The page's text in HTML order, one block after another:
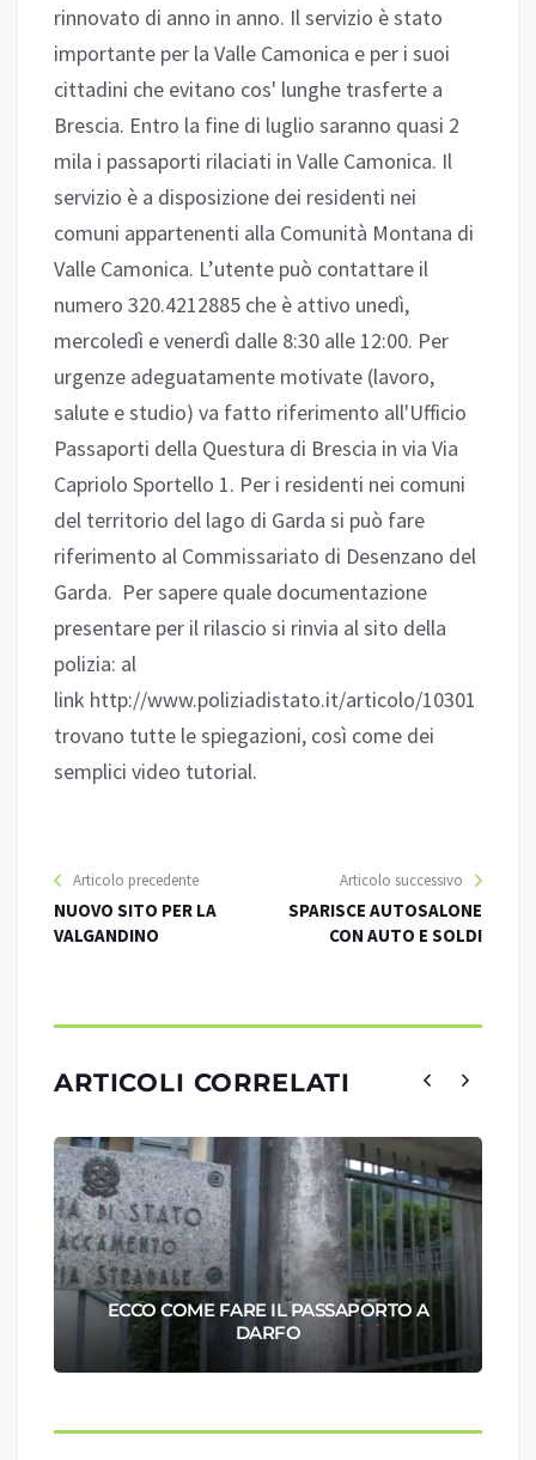
rinnovato di anno in anno. Il servizio è stato
importante per la Valle Camonica e per i suoi
cittadini che evitano cos' lunghe trasferte a
Brescia. Entro la fine di luglio saranno quasi 2
mila i passaporti rilaciati in Valle Camonica. Il
servizio è a disposizione dei residenti nei
comuni appartenenti alla Comunità Montana di
Valle Camonica. L’utente può contattare il
numero 320.4212885 che è attivo unedì,
mercoledì e venerdì dalle 8:30 alle 12:00. Per
urgenze adeguatamente motivate (lavoro,
salute e studio) va fatto riferimento all'Ufficio
Passaporti della Questura di Brescia in via Via
Capriolo Sportello 1. Per i residenti nei comuni
del territorio del lago di Garda si può fare
riferimento al Commissariato di Desenzano del
Garda. Per sapere quale documentazione
presentare per il rilascio si rinvia al sito della
polizia: al
link http://www.poliziadistato.it/articolo/10301 si
trovano tutte le spiegazioni, così come dei
semplici video tutorial.
Articolo precedente
NUOVO SITO PER LA
VALGANDINO
Articolo successivo
SPARISCE AUTOSALONE
CON AUTO E SOLDI
ARTICOLI CORRELATI
ECCO COME FARE IL PASSAPORTO A
DARFO